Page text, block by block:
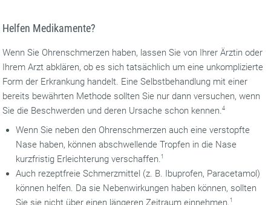
Helfen Medikamente?
Wenn Sie Ohrenschmerzen haben, lassen Sie von Ihrer Ärztin oder
Ihrem Arzt abklären, ob es sich tatsächlich um eine unkomplizierte
Form der Erkrankung handelt. Eine Selbstbehandlung mit einer
bereits bewährten Methode sollten Sie nur dann versuchen, wenn
Sie die Beschwerden und deren Ursache schon kennen.4
Wenn Sie neben den Ohrenschmerzen auch eine verstopfte
Nase haben, können abschwellende Tropfen in die Nase
kurzfristig Erleichterung verschaffen.1
Auch rezeptfreie Schmerzmittel (z. B. Ibuprofen, Paracetamol)
können helfen. Da sie Nebenwirkungen haben können, sollten
Sie sie nicht über einen längeren Zeitraum einnehmen.1